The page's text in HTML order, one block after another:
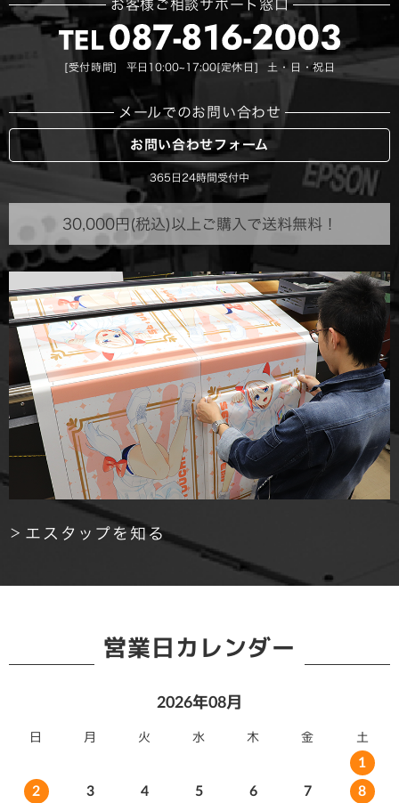
お客様ご相談サポート窓口
[受付時間] 平日10:00~17:00[定休日] 土・日・祝日
メールでのお問い合わせ
お問い合わせフォーム
365日24時間受付中
30,000円(税込)以上ご購入で送料無料！
エスタップを知る
営業日カレンダー
2026年08月
日 月 火 水 木 金 土
1
2
3 4 5 6 7
8